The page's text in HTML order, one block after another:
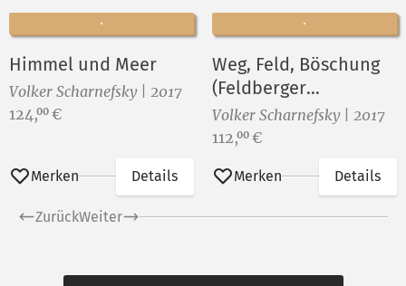
Himmel und Meer
Volker Scharnefsky | 2017
Preis:
124,00 €
Merken Details
Weg, Feld, Böschung
(Feldberger
Landschaft)
Volker Scharnefsky | 2017
Preis:
112,00 €
Merken Details
ZurückWeiter